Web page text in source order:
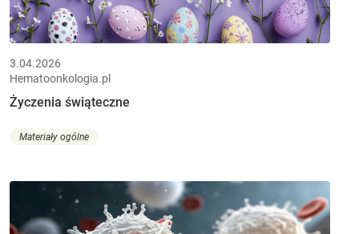
3.04.2026
Hematoonkologia.pl
Życzenia świąteczne
Materiały ogólne